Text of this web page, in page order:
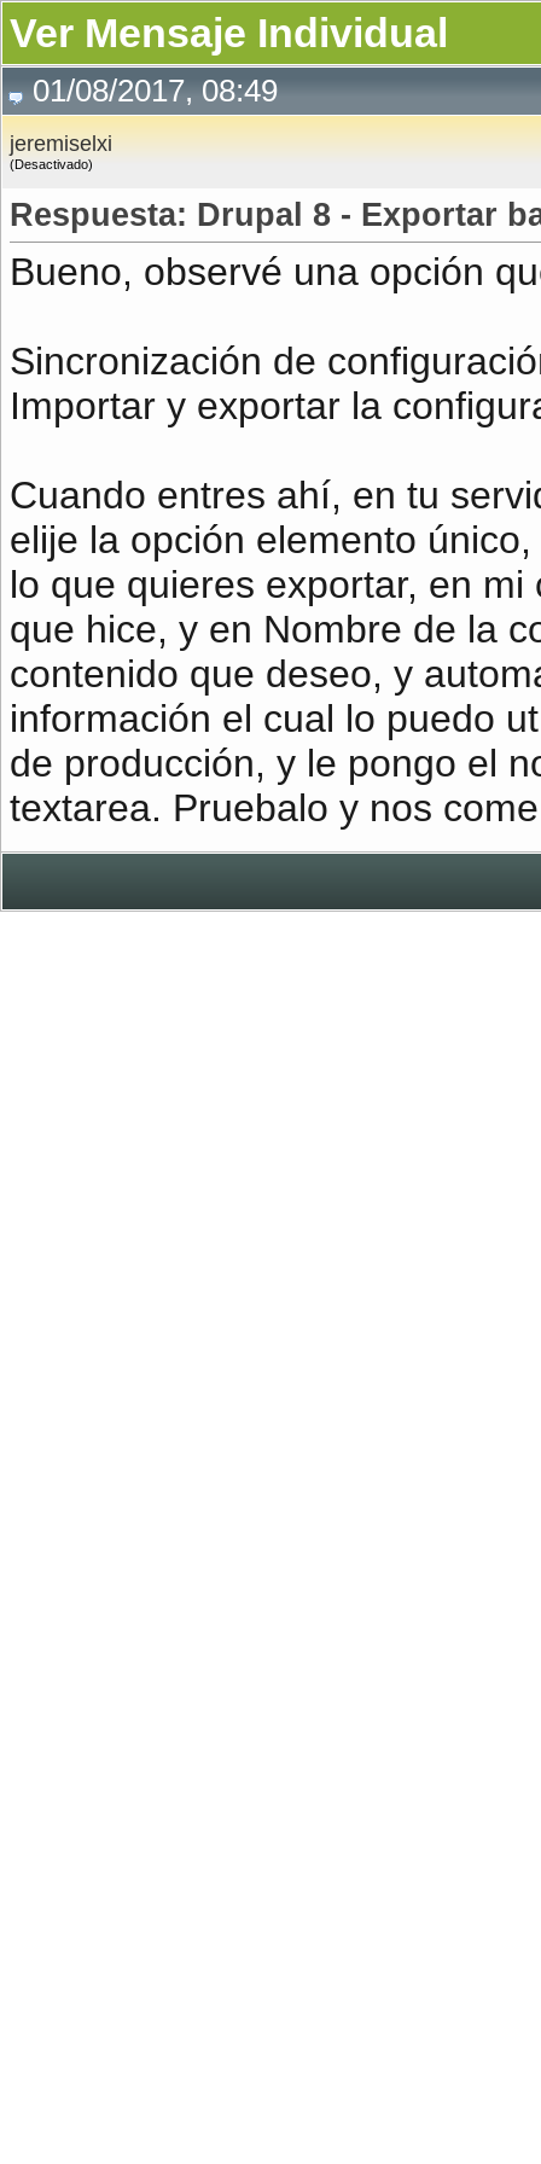
Ver Mensaje Individual
01/08/2017, 08:49
jeremiselxi
(Desactivado)
Respuesta: Drupal 8 - Exportar
Bueno, observé una opción
Sincronización de
Importar y exportar la
Cuando entres ahí, en tu
elije la opción elemento
lo que quieres exportar, en
que hice, y en Nombre de la
contenido que deseo, y
información el cual lo puedo
de producción, y le pongo el
textarea. Pruebalo y nos